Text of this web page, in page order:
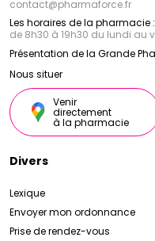
contact@pharmaforce.fr
Les horaires de la pharmacie :
de 8h30 à 19h30 du lundi au
Présentation de la Grande
Nous situer
Venir
directement
à la pharmacie
Divers
Lexique
Envoyer mon ordonnance
Prise de rendez-vous